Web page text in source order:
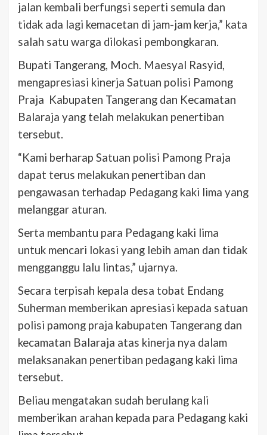
jalan kembali berfungsi seperti semula dan
tidak ada lagi kemacetan di jam-jam kerja,” kata
salah satu warga dilokasi pembongkaran.
Bupati Tangerang, Moch. Maesyal Rasyid,
mengapresiasi kinerja Satuan polisi Pamong
Praja Kabupaten Tangerang dan Kecamatan
Balaraja yang telah melakukan penertiban
tersebut.
“Kami berharap Satuan polisi Pamong Praja
dapat terus melakukan penertiban dan
pengawasan terhadap Pedagang kaki lima yang
melanggar aturan.
Serta membantu para Pedagang kaki lima
untuk mencari lokasi yang lebih aman dan tidak
mengganggu lalu lintas,” ujarnya.
Secara terpisah kepala desa tobat Endang
Suherman memberikan apresiasi kepada satuan
polisi pamong praja kabupaten Tangerang dan
kecamatan Balaraja atas kinerja nya dalam
melaksanakan penertiban pedagang kaki lima
tersebut.
Beliau mengatakan sudah berulang kali
memberikan arahan kepada para Pedagang kaki